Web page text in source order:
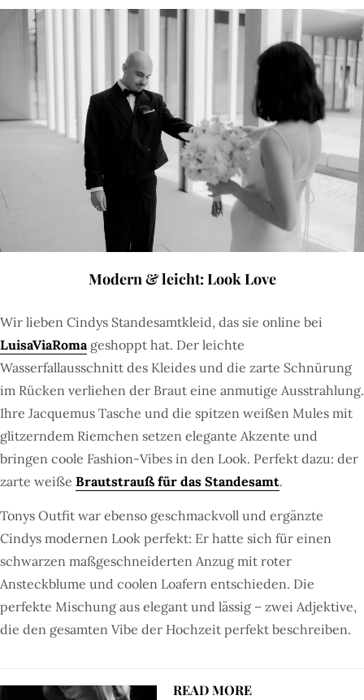
Modern & leicht: Look Love
Wir lieben Cindys Standesamtkleid, das sie online bei
LuisaViaRoma geshoppt hat. Der leichte
Wasserfallausschnitt des Kleides und die zarte Schnürung
im Rücken verliehen der Braut eine anmutige Ausstrahlung.
Ihre Jacquemus Tasche und die spitzen weißen Mules mit
glitzerndem Riemchen setzen elegante Akzente und
bringen coole Fashion-Vibes in den Look. Perfekt dazu: der
zarte weiße Brautstrauß für das Standesamt.
Tonys Outfit war ebenso geschmackvoll und ergänzte
Cindys modernen Look perfekt: Er hatte sich für einen
schwarzen maßgeschneiderten Anzug mit roter
Ansteckblume und coolen Loafern entschieden. Die
perfekte Mischung aus elegant und lässig – zwei Adjektive,
die den gesamten Vibe der Hochzeit perfekt beschreiben.
READ MORE